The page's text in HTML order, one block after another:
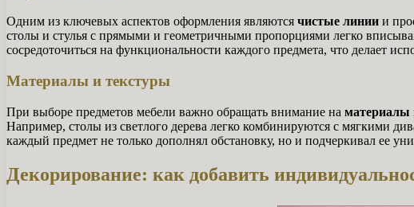
Одним из ключевых аспектов оформления являются чистые линии и
столы и стулья с прямыми и геометричными пропорциями легко
сосредоточиться на функциональности каждого предмета, что делает
Материалы и текстуры
При выборе предметов мебели важно обращать внимание на материалы
Например, столы из светлого дерева легко комбинируются с мягкими
каждый предмет не только дополнял обстановку, но и подчеркивал ее
Декорирование: как добавить